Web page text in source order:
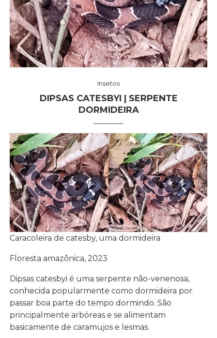
Insetos
DIPSAS CATESBYI | SERPENTE
DORMIDEIRA
Caracoleira de catesby, uma dormideira
Floresta amazônica, 2023
Dipsas catesbyi é uma serpente não-venenosa,
conhecida popularmente como dormideira por
passar boa parte do tempo dormindo. São
principalmente arbóreas e se alimentam
basicamente de caramujos e lesmas.